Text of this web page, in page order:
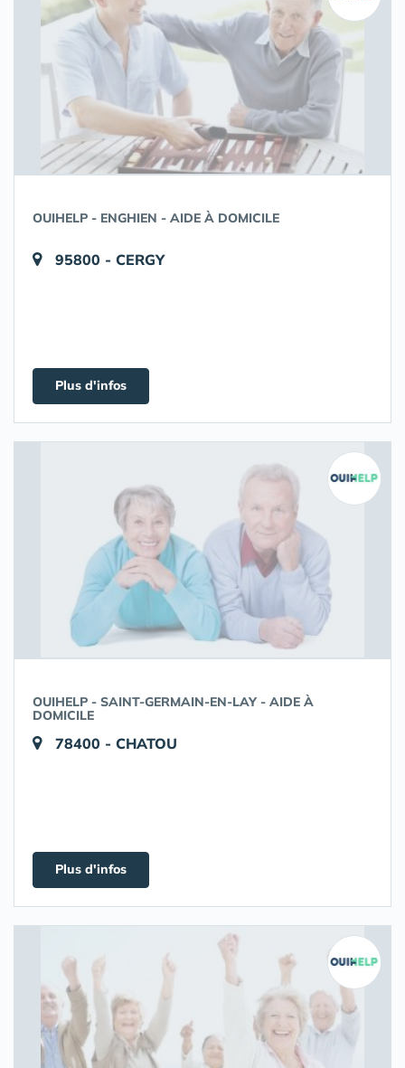
OUIHELP - ENGHIEN - AIDE À DOMICILE
95800 - CERGY
Plus d'infos
OUIHELP - SAINT-GERMAIN-EN-LAY - AIDE À
DOMICILE
78400 - CHATOU
Plus d'infos